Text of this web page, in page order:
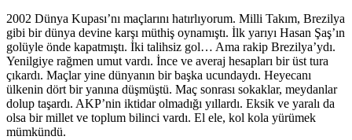
2002 Dünya Kupası’nı maçlarını hatırlıyorum. Milli Takım, Brezilya
gibi bir dünya devine karşı müthiş oynamıştı. İlk yarıyı Hasan Şaş’ın
golüyle önde kapatmıştı. İki talihsiz gol… Ama rakip Brezilya’ydı.
Yenilgiye rağmen umut vardı. İnce ve averaj hesapları bir üst tura
çıkardı. Maçlar yine dünyanın bir başka ucundaydı. Heyecanı
ülkenin dört bir yanına düşmüştü. Maç sonrası sokaklar, meydanlar
dolup taşardı. AKP’nin iktidar olmadığı yıllardı. Eksik ve yaralı da
olsa bir millet ve toplum bilinci vardı. El ele, kol kola yürümek
mümkündü.